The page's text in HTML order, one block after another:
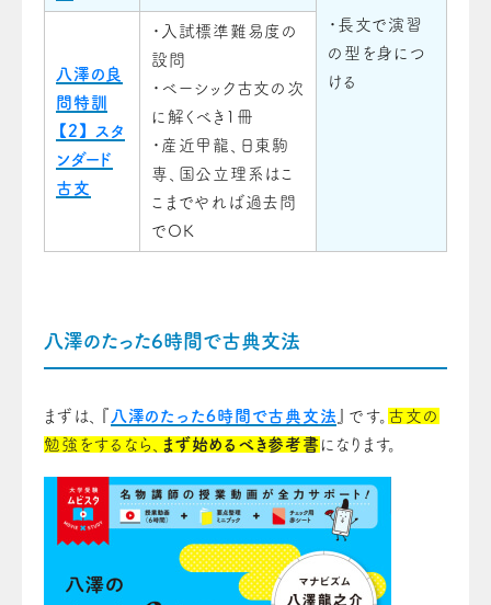
・長文で演習
の型を身につ
ける
八澤の良
問特訓
【2】 スタ
ンダード
古文
・入試標準難易度の
設問
・ベーシック古文の次
に解くべき1冊
・産近甲龍、日東駒
専、国公立理系はこ
こまでやれば過去問
でOK
八澤のたった6時間で古典文法
まずは、『 八澤のたった6時間で古典文法 』です。 古文の
勉強をするなら、
まず始めるべき参考書 になります。